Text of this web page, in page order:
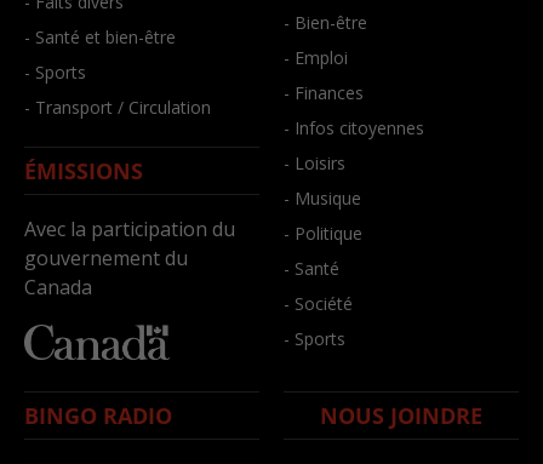
- Santé et bien-être
- Sports
- Transport / Circulation
ÉMISSIONS
Avec la participation du
gouvernement du
Canada
- Bien-être
- Emploi
- Finances
- Infos citoyennes
- Loisirs
- Musique
- Politique
- Santé
- Société
- Sports
BINGO RADIO NOUS JOINDRE